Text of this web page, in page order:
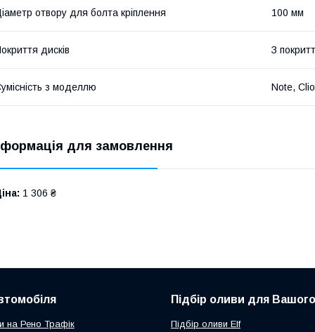
отвору для болта кріплення 100 мм
дисків З
з моделлю Note,
для замовлення
1 306 ₴
на Рено Трафік
Підбір оливи для
Підбір оливи Elf